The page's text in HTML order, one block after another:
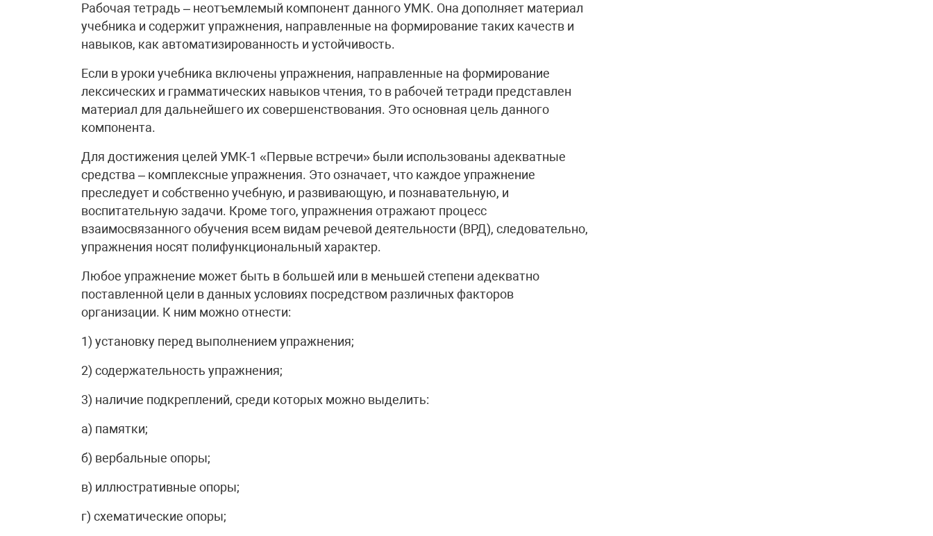
Рабочая тетрадь – неотъемлемый компонент данного УМК. Она дополняет материал
учебника и содержит упражнения, направленные на формирование таких качеств и
навыков, как автоматизированность и устойчивость.
Если в уроки учебника включены упражнения, направленные на формирование
лексических и грамматических навыков чтения, то в рабочей тетради представлен
материал для дальнейшего их совершенствования. Это основная цель данного
компонента.
Для достижения целей УМК-1 «Первые встречи» были использованы адекватные
средства – комплексные упражнения. Это означает, что каждое упражнение
преследует и собственно учебную, и развивающую, и познавательную, и
воспитательную задачи. Кроме того, упражнения отражают процесс
взаимосвязанного обучения всем видам речевой деятельности (ВРД), следовательно,
упражнения носят полифункциональный характер.
Любое упражнение может быть в большей или в меньшей степени адекватно
поставленной цели в данных условиях посредством различных факторов
организации. К ним можно отнести:
1) установку перед выполнением упражнения;
2) содержательность упражнения;
3) наличие подкреплений, среди которых можно выделить:
а) памятки;
б) вербальные опоры;
в) иллюстративные опоры;
г) схематические опоры;